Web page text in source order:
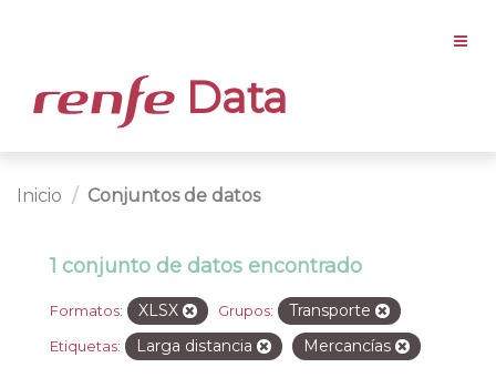
Data
Inicio Conjuntos de datos
1 conjunto de datos encontrado
Formatos: XLSX Grupos: Transporte
Etiquetas: Larga distancia Mercancías